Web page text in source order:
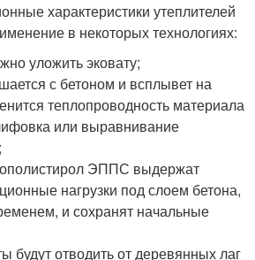
характеристики утеплителей
в некоторых технологиях:
уложить эковату;
с бетоном и всплывет на
теплопроводность материала
или выравнивание
ЭППС выдержат
нагрузки под слоем бетона,
и сохранят начальные
будут отводить от деревянных лаг